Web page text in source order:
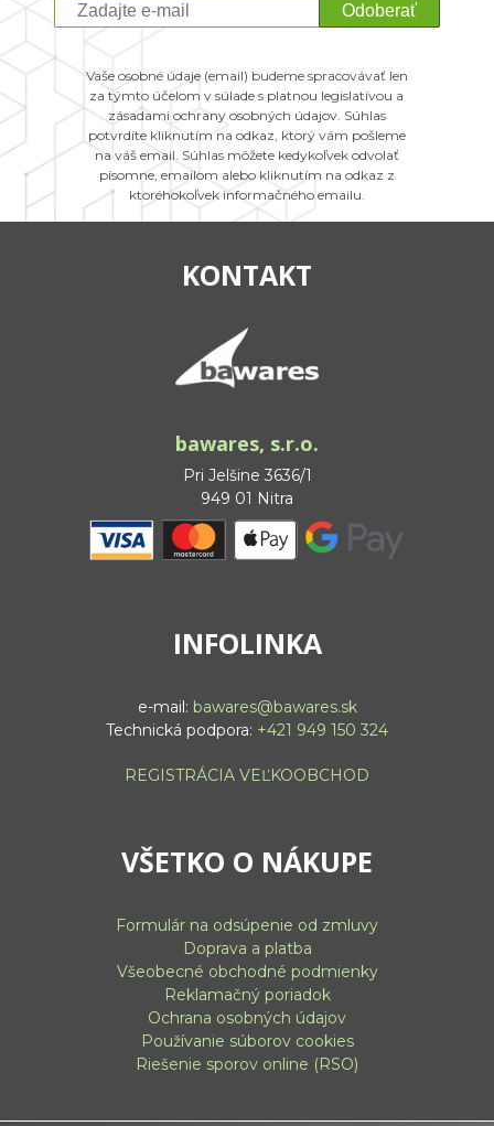
Odoberať
Vaše osobné údaje (email) budeme spracovávať len
za týmto účelom v súlade s platnou legislatívou a
zásadami ochrany osobných údajov. Súhlas
potvrdíte kliknutím na odkaz, ktorý vám pošleme
na váš email. Súhlas môžete kedykoľvek odvolať
písomne, emailom alebo kliknutím na odkaz z
ktoréhokoľvek informačného emailu.
KONTAKT
bawares, s.r.o.
Pri Jelšine 3636/1
949 01 Nitra
INFOLINKA
e-mail: bawares@bawares.sk
Technická podpora: +421 949 150 324
REGISTRÁCIA VEĽKOOBCHOD
VŠETKO O NÁKUPE
Formulár na odsúpenie od zmluvy
Doprava a platba
Všeobecné obchodné podmienky
Reklamačný poriadok
Ochrana osobných údajov
Používanie súborov cookies
Riešenie sporov online (RSO)